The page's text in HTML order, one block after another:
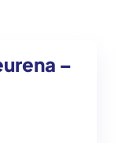
–